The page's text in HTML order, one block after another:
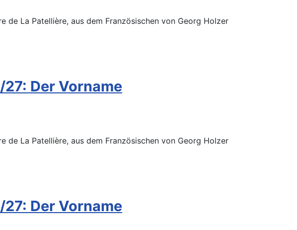
de La Patellière, aus dem Französischen von Georg Holzer
Der Vorname
de La Patellière, aus dem Französischen von Georg Holzer
Der Vorname